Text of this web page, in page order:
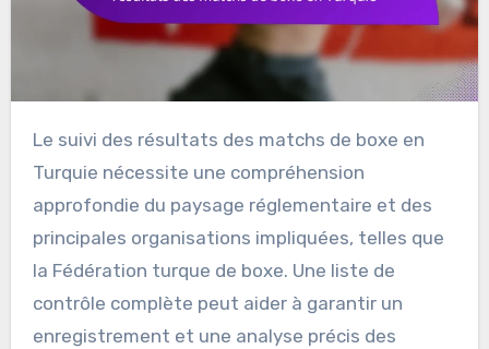
Le suivi des résultats des matchs de boxe en
Turquie nécessite une compréhension
approfondie du paysage réglementaire et des
principales organisations impliquées, telles que
la Fédération turque de boxe. Une liste de
contrôle complète peut aider à garantir un
enregistrement et une analyse précis des